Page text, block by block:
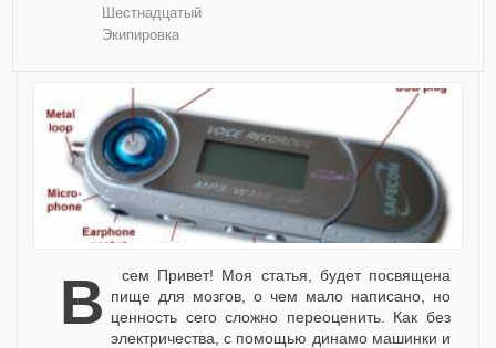
Шестнадцатый
Экипировка
Всем Привет! Моя статья, будет посвящена пище для мозгов, о чем мало написано, но
ценность сего сложно переоценить. Как без
электричества, с помощью динамо машинки и